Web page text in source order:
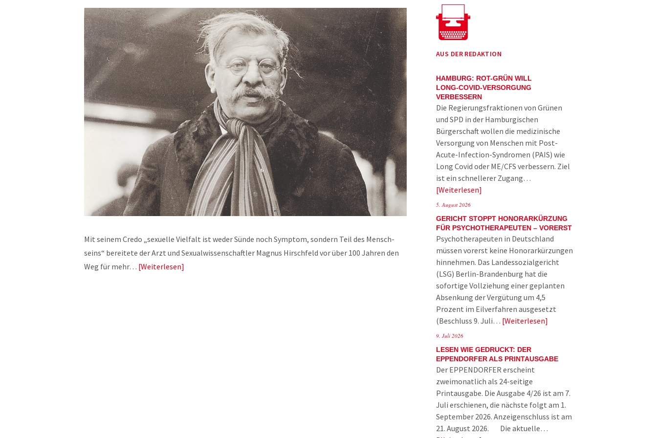
Mit seinem Credo „sexuelle Vielfalt ist weder Sünde noch Symptom, sondern Teil des Mensch-
seins“ bereitete der Arzt und Sexualwissenschaftler Magnus Hirschfeld vor über 100 Jahren den
Weg für mehr… Weiterlesen
AUS DER REDAKTION
HAMBURG: ROT-GRÜN WILL
LONG-COVID-VERSORGUNG
VERBESSERN
Die Regierungsfraktionen von Grünen
und SPD in der Hamburgischen
Bürgerschaft wollen die medizinische
Versorgung von Menschen mit Post-
Acute-Infection-Syndromen (PAIS) wie
Long Covid oder ME/CFS verbessern. Ziel
ist ein schnellerer Zugang…
Weiterlesen
5. August 2026
GERICHT STOPPT HONORARKÜRZUNG
FÜR PSYCHOTHERAPEUTEN – VORERST
Psychotherapeuten in Deutschland
müssen vorerst keine Honorarkürzungen
hinnehmen. Das Landessozialgericht
(LSG) Berlin-Brandenburg hat die
sofortige Vollziehung einer geplanten
Absenkung der Vergütung um 4,5
Prozent im Eilverfahren ausgesetzt
(Beschluss 9. Juli… Weiterlesen
9. Juli 2026
LESEN WIE GEDRUCKT: DER
EPPENDORFER ALS PRINTAUSGABE
Der EPPENDORFER erscheint
zweimonatlich als 24-seitige
Printausgabe. Die Ausgabe 4/26 ist am 7.
Juli erschienen, die nächste folgt am 1.
September 2026. Anzeigenschluss ist am
21. August 2026. Die aktuelle…